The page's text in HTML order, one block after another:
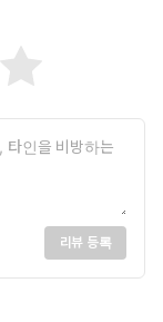
리뷰 등록